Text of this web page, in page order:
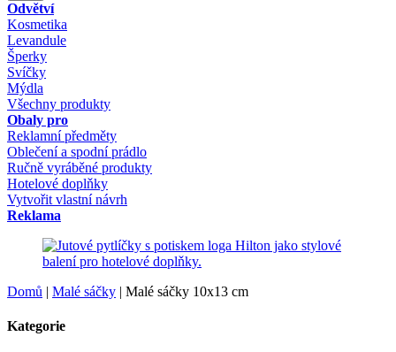
Odvětví
Kosmetika
Levandule
Šperky
Svíčky
Mýdla
Všechny produkty
Obaly pro
Reklamní předměty
Oblečení a spodní prádlo
Ručně vyráběné produkty
Hotelové doplňky
Vytvořit vlastní návrh
Reklama
Domů | Malé sáčky | Malé sáčky 10x13 cm
Kategorie